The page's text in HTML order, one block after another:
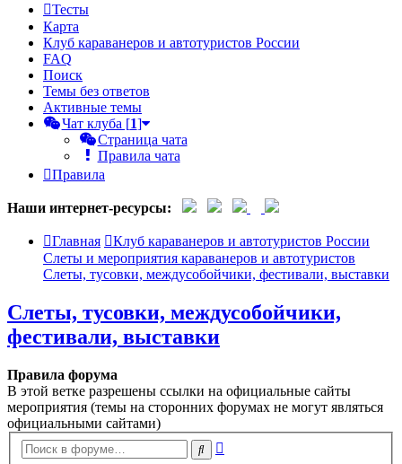
Тесты
Карта
Клуб караванеров и автотуристов России
FAQ
Поиск
Темы без ответов
Активные темы
Чат клуба [1]
Страница чата
Правила чата
Правила
Наши интернет-ресурсы:
Главная
Клуб караванеров и автотуристов России
Слеты и мероприятия караванеров и автотуристов
Слеты, тусовки, междусобойчики, фестивали, выставки
Слеты, тусовки, междусобойчики,
фестивали, выставки
Правила форума
В этой ветке разрешены ссылки на официальные сайты
мероприятия (темы на сторонних форумах не могут являться
официальными сайтами)
Новая
тема
Поиск